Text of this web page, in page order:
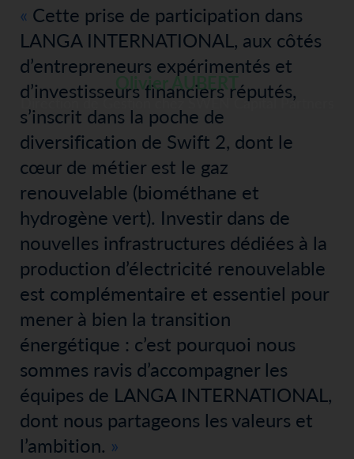
Cette prise de participation dans
LANGA INTERNATIONAL, aux côtés
d’entrepreneurs expérimentés et
d’investisseurs financiers réputés,
s’inscrit dans la poche de
diversification de Swift 2, dont le
cœur de métier est le gaz
renouvelable (biométhane et
hydrogène vert). Investir dans de
nouvelles infrastructures dédiées à la
production d’électricité renouvelable
est complémentaire et essentiel pour
mener à bien la transition
énergétique : c’est pourquoi nous
sommes ravis d’accompagner les
équipes de LANGA INTERNATIONAL,
dont nous partageons les valeurs et
l’ambition.
Olivier AUBERT
Direction de Gestion chez SWEN Capital Partners